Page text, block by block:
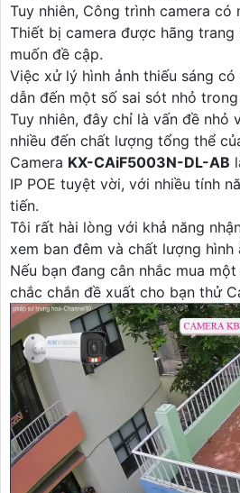
Tuy nhiên, Công trình camera có
Thiết bị camera được hãng trang
muốn đề cập.
Việc xử lý hình ảnh thiếu sáng
dẫn đến một số sai sót nhỏ trong
Tuy nhiên, đây chỉ là vấn đề nhỏ
nhiều đến chất lượng tổng thể
Camera KX-CAiF5003N-DL-AB
IP POE tuyệt vời, với nhiều tính
tiến.
Tôi rất hài lòng với khả năng
xem ban đêm và chất lượng hình
Nếu bạn đang cân nhắc mua
chắc chắn đề xuất cho bạn thử